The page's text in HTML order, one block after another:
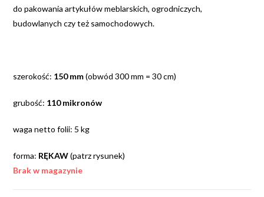
do pakowania artykułów meblarskich, ogrodniczych,
budowlanych czy też samochodowych.
szerokość: 150 mm(obwód 300 mm = 30 cm)
grubość: 110 mikronów
waga netto folii: 5 kg
forma: RĘKAW(patrz rysunek)
Brak w magazynie